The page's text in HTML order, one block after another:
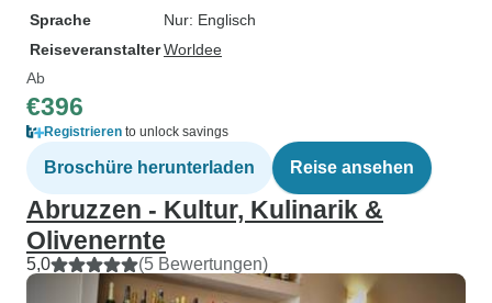
Sprache
Nur: Englisch
ReiseveranstalterWorldee
Ab
€396
Registrieren to unlock savings
Broschüre herunterladen Reise ansehen
Abruzzen - Kultur, Kulinarik &
Olivenernte
5,0 (5 Bewertungen)